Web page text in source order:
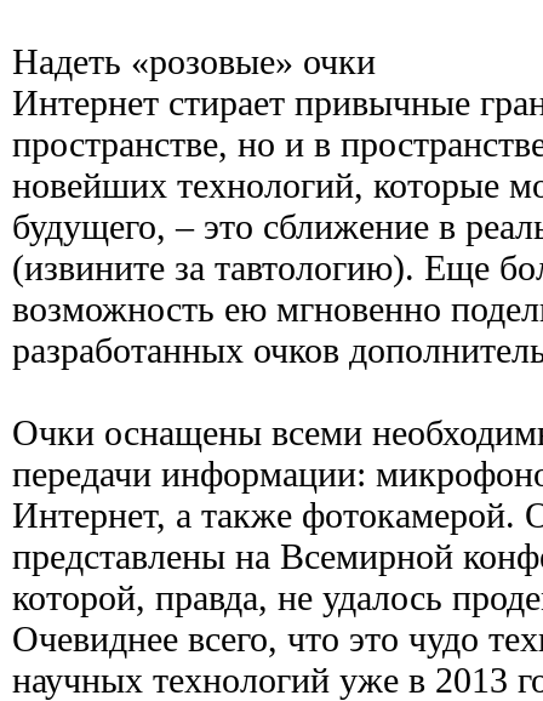
Надеть «розовые» очки
Интернет стирает привычные
пространстве, но и в
новейших технологий, которые
будущего, – это сближение в
(извините за тавтологию). Еще
возможность ею мгновенно
разработанных очков
Очки оснащены всеми
передачи информации:
Интернет, а также фотокамерой.
представлены на Всемирной
которой, правда, не удалось
Очевиднее всего, что это чудо
научных технологий уже в 2013